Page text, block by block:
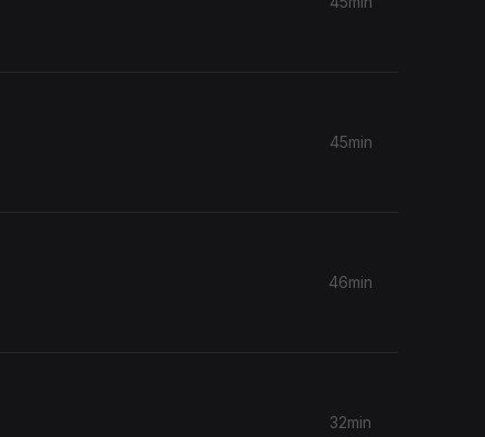
45min
46min
32min